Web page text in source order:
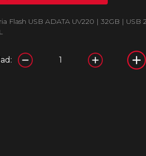
Flash USB ADATA UV220 | 32GB | USB